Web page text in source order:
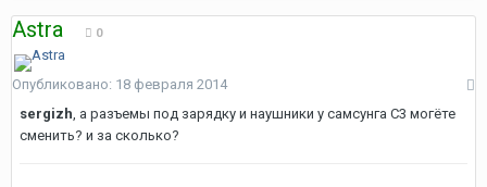
Astra 0
Опубликовано: 18 февраля 2014
sergizh, а разъемы под зарядку и наушники у самсунга С3 могёте
сменить? и за сколько?